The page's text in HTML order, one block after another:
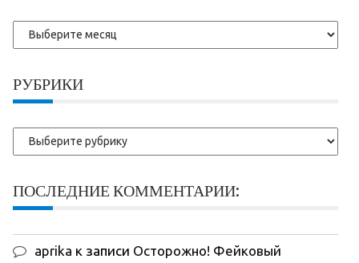
Более
ранние
РУБРИКИ
Рубрики
ПОСЛЕДНИЕ КОММЕНТАРИИ:
aprika к записи Осторожно! Фейковый